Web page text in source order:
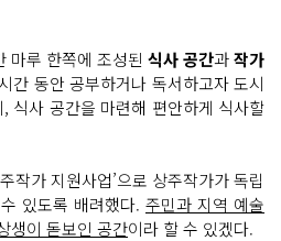
마루 한쪽에 조성된 식사 공간과작가
간 동안 공부하거나 독서하고자 도시
식사 공간을 마련해 편안하게 식사할
작가 지원사업’으로 상주작가가 독립
있도록 배려했다. 주민과 지역 예술
생이 돋보인 공간이라 할 수 있겠다.